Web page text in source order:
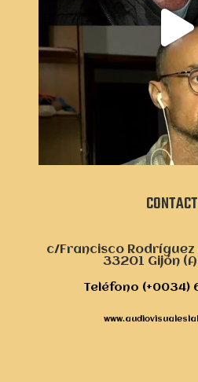
c/Francisco Rodríguez
33201 Gijón
Teléfono (+0034)